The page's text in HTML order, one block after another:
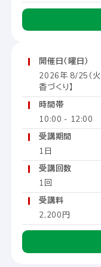
開催日（曜日）
2026年 8/25（火
香づくり】
時間帯
10:00 - 12:00
受講期間
1日
受講回数
1回
受講料
2,200円